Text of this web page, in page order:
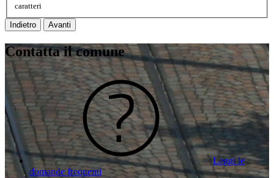
caratteri
Indietro Avanti
Contatta il comune
Leggi le
domande frequenti